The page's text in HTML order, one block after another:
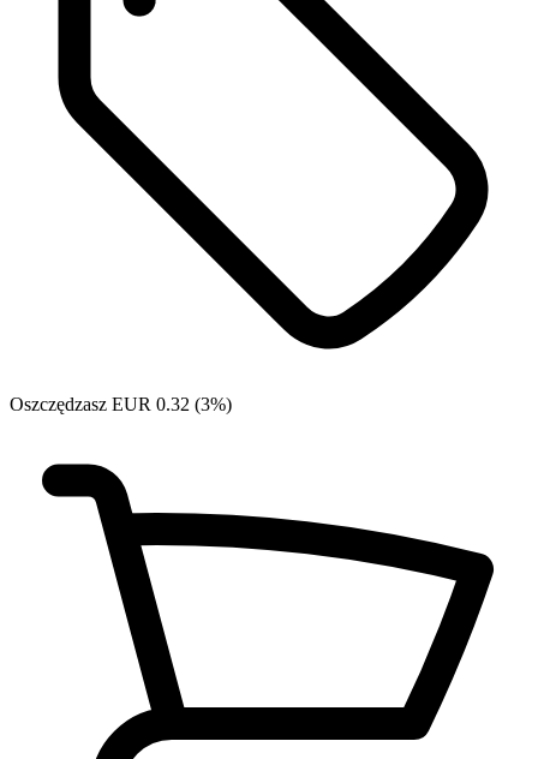
Oszczędzasz EUR 0.32 (3%)